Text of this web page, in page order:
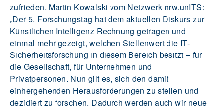
zufrieden. Martin Kowalski vom Netzwerk nrw.unITS:
„Der 5. Forschungstag hat dem aktuellen Diskurs zur
Künstlichen Intelligenz Rechnung getragen und
einmal mehr gezeigt, welchen Stellenwert die IT-
Sicherheitsforschung in diesem Bereich besitzt – für
die Gesellschaft, für Unternehmen und
Privatpersonen. Nun gilt es, sich den damit
einhergehenden Herausforderungen zu stellen und
dezidiert zu forschen. Dadurch werden auch wir neue